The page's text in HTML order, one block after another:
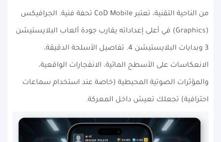
من الناحية التقنية، تعتبر CoD Mobile تحفة فنية. الجرافيكس
(Graphics) في أعلى إعداداته يقارب جودة ألعاب البلايستيشن
3 وبدايات البلايستيشن 4. تفاصيل الأسلحة الدقيقة،
الانعكاسات على الأسطح المائية، الانفجارات الواقعية،
والمؤثرات الصوتية المحيطية (خاصة عند استخدام سماعات
احترافية) تجعلك تعيش داخل المعركة.